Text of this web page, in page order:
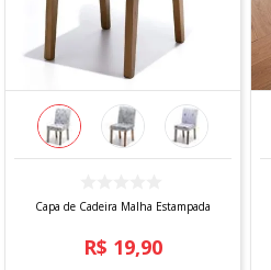
Capa de Cadeira Malha Estampada
R$ 19,90